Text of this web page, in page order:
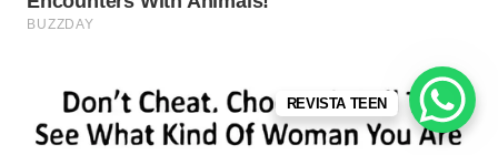
REVISTA TEEN